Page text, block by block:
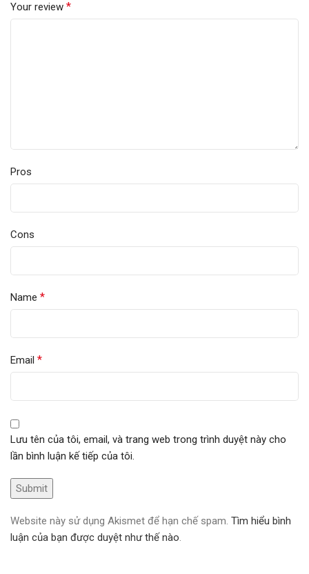
Your review *
Pros
Cons
Name *
Email *
Lưu tên của tôi, email, và trang web trong trình duyệt này cho
lần bình luận kế tiếp của tôi.
Website này sử dụng Akismet để hạn chế spam. Tìm hiểu bình
luận của bạn được duyệt như thế nào.